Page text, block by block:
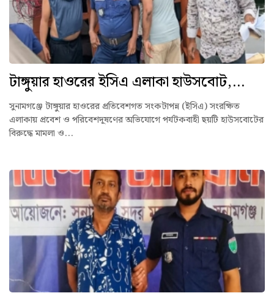
টাঙ্গুয়ার হাওরের ইসিএ এলাকা হাউসবোট,...
সুনামগঞ্জে টাঙ্গুয়ার হাওরের প্রতিবেশগত সংকটাপন্ন (ইসিএ) সংরক্ষিত
এলাকায় প্রবেশ ও পরিবেশদূষণের অভিযোগে পর্যটকবাহী ছয়টি হাউসবোটের
বিরুদ্ধে মামলা ও...